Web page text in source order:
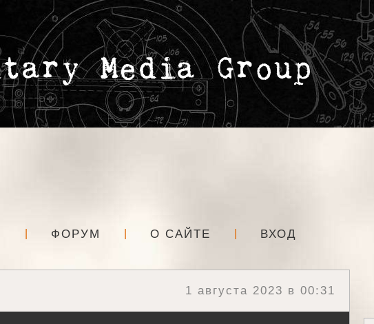
ФОРУМ О САЙТЕ ВХОД
1 августа 2023 в 00:31